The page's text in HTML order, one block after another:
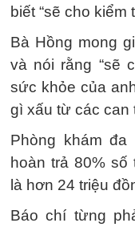
biết “sẽ cho kiểm
Bà Hồng mong
và nói rằng “sẽ
sức khỏe của
gì xấu từ các can
Phòng khám
hoàn trả 80%
là hơn 24 triệu
Báo chí từng